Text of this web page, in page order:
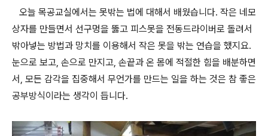
오늘 목공교실에서는 못밖는 법에 대해서 배웠습니다. 작은 네모
상자를 만들면서 선구멍을 뚫고 피스못을 전동드라이버로 돌려서
밖아넣는 방법과 망치를 이용해서 작은 못을 밖는 연습을 했지요.
눈으로 보고, 손으로 만지고, 손끝과 온 몸에 적절한 힘을 배분하면
서, 모든 감각을 집중해서 무언가를 만드는 일을 하는 것은 참 좋은
공부방식이라는 생각이 듭니다.